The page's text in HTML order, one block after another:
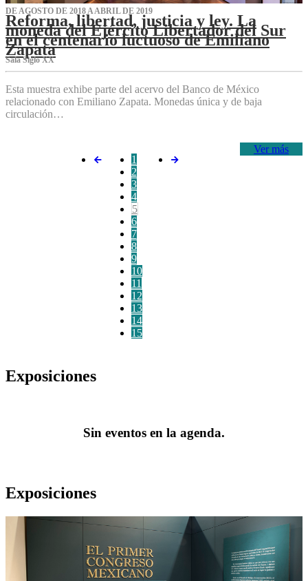
DE AGOSTO DE 2018 A ABRIL DE 2019
Reforma, libertad, justicia y ley. La
moneda del Ejército Libertador del Sur
en el centenario luctuoso de Emiliano
Zapata
Sala Siglo XX
Esta muestra exhibe parte del acervo del Banco de México
relacionado con Emiliano Zapata. Monedas única y de baja
circulación…
Ver más
1
2
3
4
5
6
7
8
9
10
11
12
13
14
15
Exposiciones
Sin eventos en la agenda.
Exposiciones